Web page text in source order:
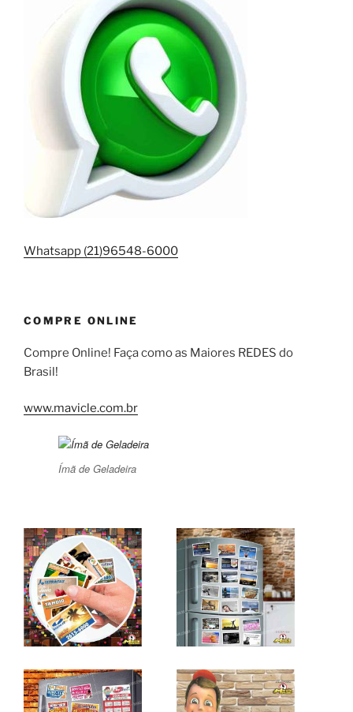
Whatsapp (21)96548-6000
COMPRE ONLINE
Compre Online! Faça como as Maiores REDES do
Brasil!
www.mavicle.com.br
Ímã de Geladeira